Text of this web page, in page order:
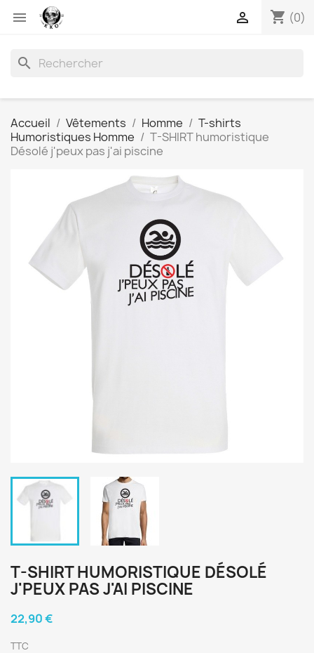
 shopping_cart (0)

search
Accueil Vêtements Homme
T-shirts
Humoristiques Homme
T-SHIRT humoristique
Désolé j'peux pas j'ai piscine
T-SHIRT HUMORISTIQUE DÉSOLÉ
J'PEUX PAS J'AI PISCINE
22,90 €
TTC